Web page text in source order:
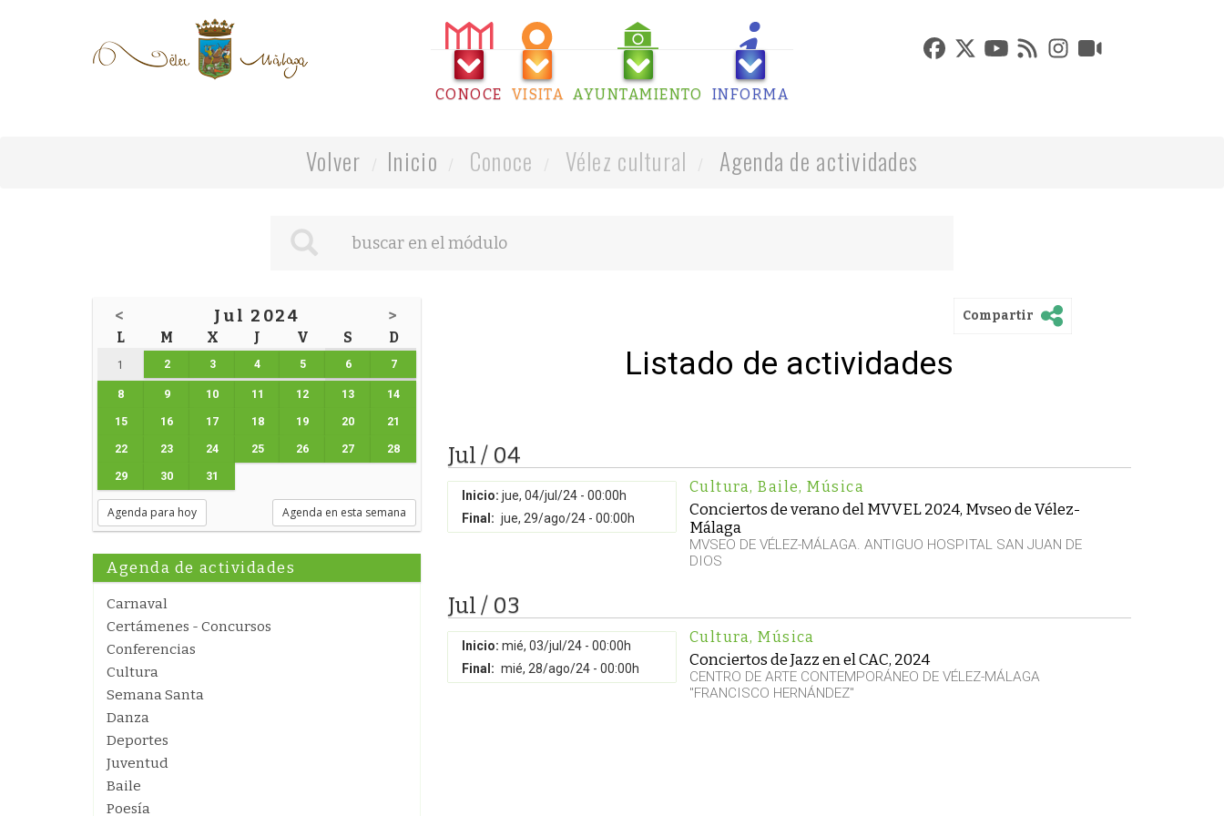
CONOCE VISITA AYUNTAMIENTO INFORMA
Volver Inicio Conoce Vélez cultural Agenda de actividades
< Jul 2024 >
L M X J V S D
1 2 3 4 5 6 7
8 9 10 11 12 13 14
15 16 17 18 19 20 21
22 23 24 25 26 27 28
29 30 31
Agenda para hoy Agenda en esta semana
Agenda de actividades
Carnaval
Certámenes - Concursos
Conferencias
Cultura
Semana Santa
Danza
Deportes
Juventud
Baile
Poesía
Compartir
Listado de actividades
Jul / 04
Inicio: jue, 04/jul/24 - 00:00h
Final: jue, 29/ago/24 - 00:00h
Cultura, Baile, Música
Conciertos de verano del MVVEL 2024, Mvseo de Vélez-
Málaga
MVSEO DE VÉLEZ-MÁLAGA. ANTIGUO HOSPITAL SAN JUAN DE
DIOS
Jul / 03
Inicio: mié, 03/jul/24 - 00:00h
Final: mié, 28/ago/24 - 00:00h
Cultura, Música
Conciertos de Jazz en el CAC, 2024
CENTRO DE ARTE CONTEMPORÁNEO DE VÉLEZ-MÁLAGA
"FRANCISCO HERNÁNDEZ"